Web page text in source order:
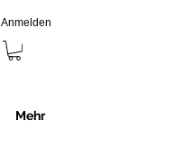
Anmelden
Mehr